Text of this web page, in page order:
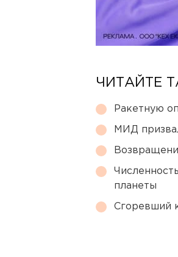
ЧИТАЙТЕ
Ракетную
МИД
планеты
Сгоревший